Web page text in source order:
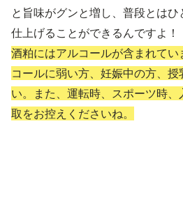
と旨味がグンと増し、普段とは
仕上げることができるんですよ！
酒粕にはアルコールが含まれて
コールに弱い方、妊娠中の方、
い。また、運転時、スポーツ時
取をお控えくださいね。